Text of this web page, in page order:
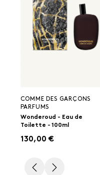
COMME DES GARÇONS
PARFUMS
Wonderoud - Eau de
Toilette - 100ml
130,00 €